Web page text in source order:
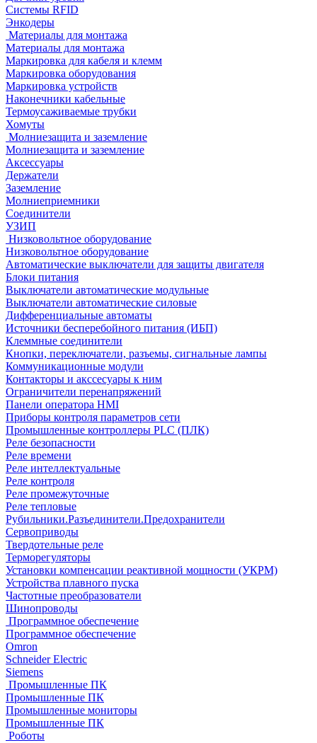
Системы RFID
Энкодеры
Материалы для монтажа
Материалы для монтажа
Маркировка для кабеля и клемм
Маркировка оборудования
Маркировка устройств
Наконечники кабельные
Термоусаживаемые трубки
Хомуты
Молниезащита и заземление
Молниезащита и заземление
Аксессуары
Держатели
Заземление
Молниеприемники
Соединители
УЗИП
Низковольтное оборудование
Низковольтное оборудование
Автоматические выключатели для защиты двигателя
Блоки питания
Выключатели автоматические модульные
Выключатели автоматические силовые
Дифференциальные автоматы
Источники бесперебойного питания (ИБП)
Клеммные соединители
Кнопки, переключатели, разъемы, сигнальные лампы
Коммуникационные модули
Контакторы и акссесуары к ним
Ограничители перенапряжений
Панели оператора HMI
Приборы контроля параметров сети
Промышленные контроллеры PLC (ПЛК)
Реле безопасности
Реле времени
Реле интеллектуальные
Реле контроля
Реле промежуточные
Реле тепловые
Рубильники.Разъединители.Предохранители
Сервоприводы
Твердотельные реле
Терморегуляторы
Установки компенсации реактивной мощности (УКРМ)
Устройства плавного пуска
Частотные преобразователи
Шинопроводы
Программное обеспечение
Программное обеспечение
Omron
Schneider Electric
Siemens
Промышленные ПК
Промышленные ПК
Промышленные мониторы
Промышленные ПК
Роботы